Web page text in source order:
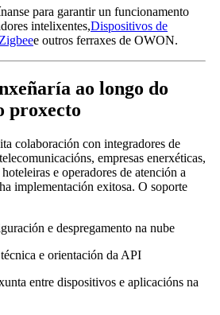
para garantir un funcionamento
intelixentes,Dispositivos de
e outros ferraxes de OWON.
ao longo do
proxecto
colaboración con integradores de
empresas enerxéticas,
e operadores de atención a
implementación exitosa. O soporte
e despregamento na nube
e orientación da API
entre dispositivos e aplicacións na